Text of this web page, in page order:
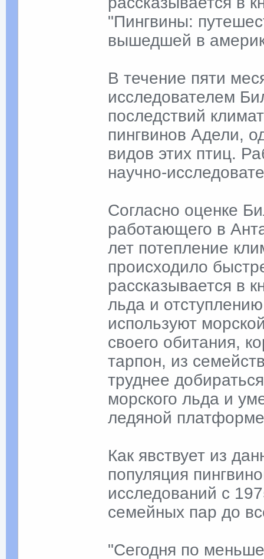
"Пингвины:
вышедшей в
В течение пяти
исследователем
последствий
пингвинов Адели,
видов этих птиц.
научно-
Согласно оценке
работающего в
лет потепление
происходило
рассказывается в
льда и
используют
своего обитания,
тарпон, из
труднее
морского льда и
ледяной
Как явствует из
популяция
исследований с
семейных пар до
"Сегодня по